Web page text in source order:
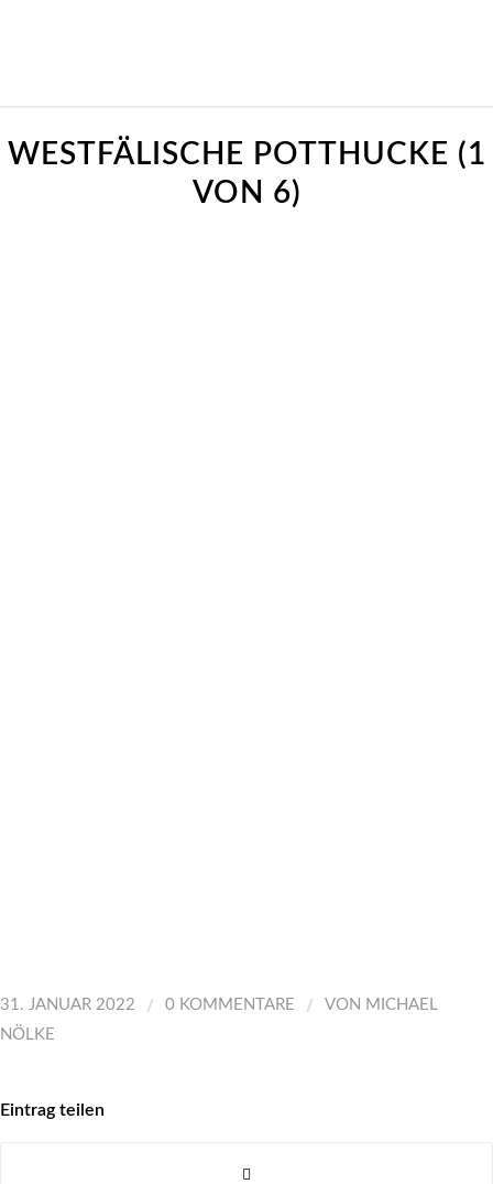
WESTFÄLISCHE POTTHUCKE (1
VON 6)
31. JANUAR 2022 / 0 KOMMENTARE / VON MICHAEL
NÖLKE
Eintrag teilen